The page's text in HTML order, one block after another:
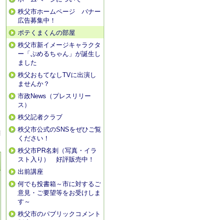
秩父市ホームページ バナー
広告募集中！
ポテくまくんの部屋
秩父市新イメージキャラクタ
ー「ぷめるちゃん」が誕生し
ました
秩父おもてなしTVに出演し
ませんか？
市政News（プレスリリー
ス）
秩父記者クラブ
秩父市公式のSNSをぜひご覧
ください！
秩父市PR名刺（写真・イラ
スト入り） 好評販売中！
出前講座
何でも投書箱～市に対するご
意見・ご要望等をお受けしま
す～
秩父市のパブリックコメント